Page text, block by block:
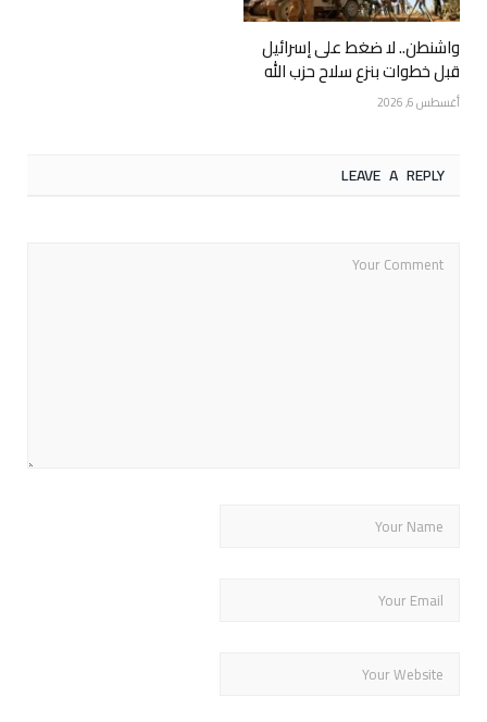
واشنطن.. لا ضغط على إسرائيل
قبل خطوات بنزع سلاح حزب الله
أغسطس 6, 2026
LEAVE A REPLY